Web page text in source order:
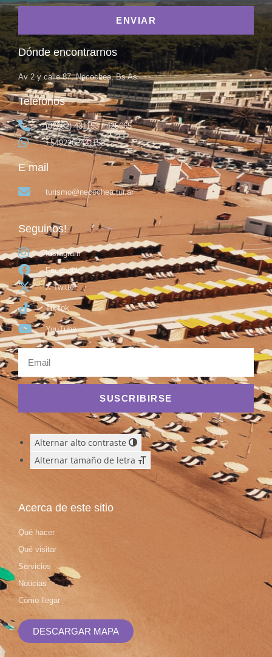
ENVIAR
Dónde encontrarnos
Av 2 y calle 87, Necochea, Bs As
Teléfonos
(02262) 431153 / 425665
+5492262431153
E mail
turismo@necochea.tur.ar
Seguinos!
Instagram
Facebook
X Twitter
TikTok
YouTube
SUSCRIBIRSE
Alternar alto contraste
Alternar tamaño de letra
Acerca de este sitio
Qué hacer
Qué visitar
Servicios
Noticias
Cómo llegar
DESCARGAR MAPA